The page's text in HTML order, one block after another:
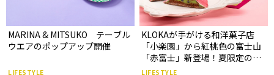
MARINA & MITSUKO テーブル
ウエアのポップアップ開催
LIFESTYLE
KLOKAが手がける和洋菓子店
「小楽園」から紅桃色の富士山
「赤富士」新登場！夏限定のメ
ニューも
LIFESTYLE